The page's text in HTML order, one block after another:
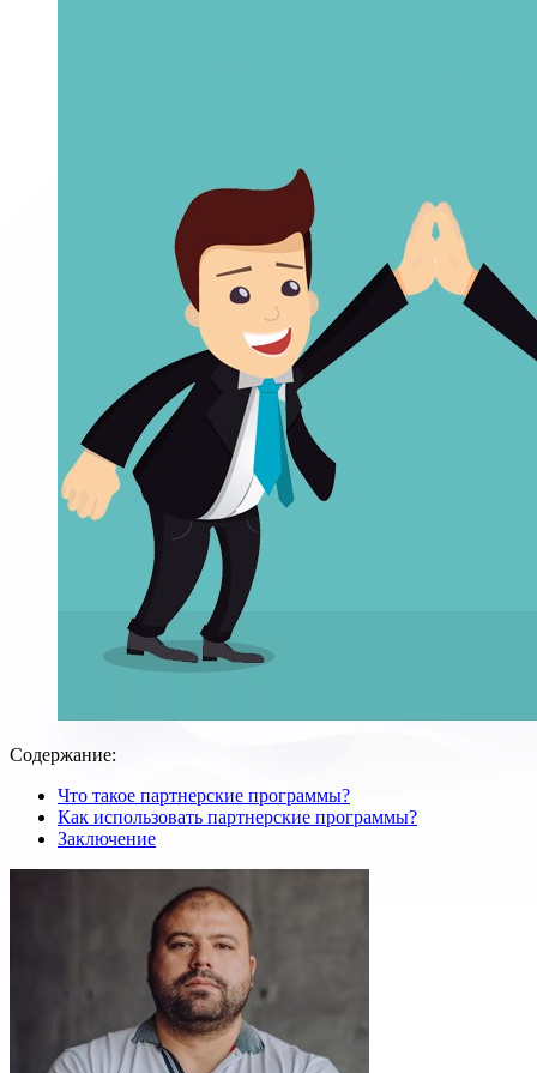
Содержание:
Что такое партнерские программы?
Как использовать партнерские программы?
Заключение